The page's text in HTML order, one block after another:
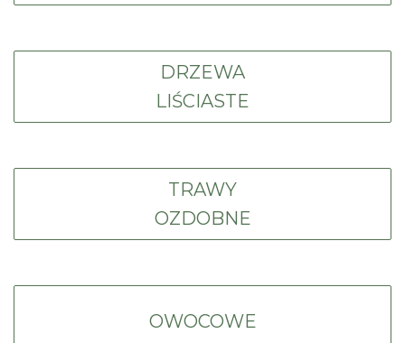
DRZEWA
LIŚCIASTE
TRAWY
OZDOBNE
OWOCOWE